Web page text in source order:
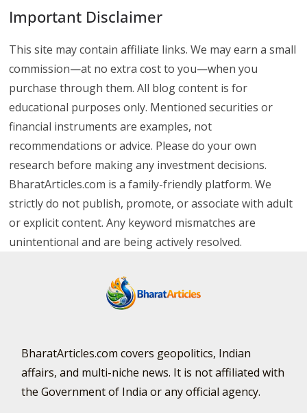
Important Disclaimer
This site may contain affiliate links. We may earn a small
commission—at no extra cost to you—when you
purchase through them. All blog content is for
educational purposes only. Mentioned securities or
financial instruments are examples, not
recommendations or advice. Please do your own
research before making any investment decisions.
BharatArticles.com is a family-friendly platform. We
strictly do not publish, promote, or associate with adult
or explicit content. Any keyword mismatches are
unintentional and are being actively resolved.
BharatArticles.com covers geopolitics, Indian
affairs, and multi-niche news. It is not affiliated with
the Government of India or any official agency.